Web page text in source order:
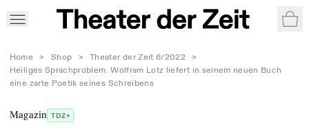
Home > Shop > Theater der Zeit 6/2022
>
Heiliges Sprachproblem. Wolfram Lotz liefert in seinem neuen Buch
eine zarte Poetik seines Schreibens
Magazin TDZ+